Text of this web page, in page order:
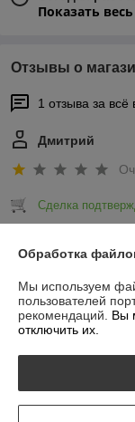
Показать
Отзывы о
1 отзыва за всё
Дмитрий
Сделка
О нас
Контакты
Доставка и
Обработка
Мы используем
пользователей
рекомендаций. Вы
отключить их.